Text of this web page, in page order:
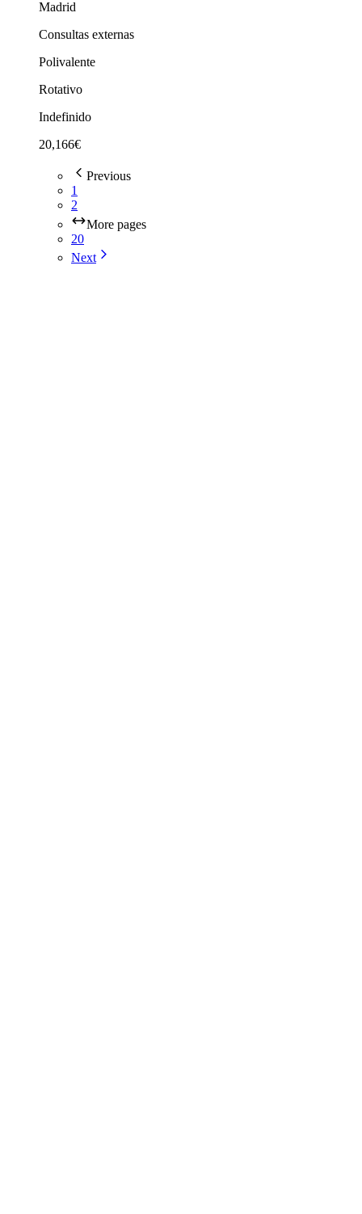
Madrid
Consultas externas
Polivalente
Rotativo
Indefinido
20,166€
Previous
1
2
More pages
20
Next